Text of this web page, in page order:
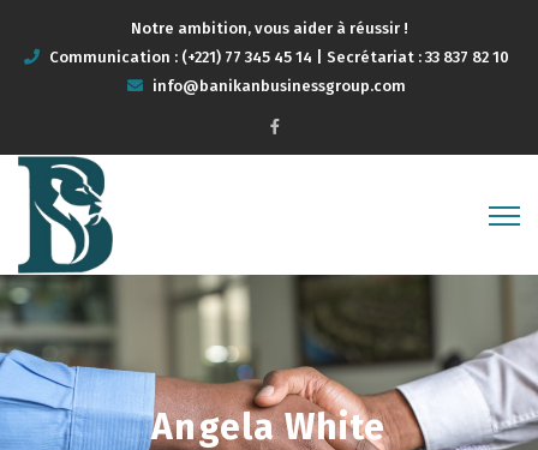
Notre ambition, vous aider à réussir !
Communication : (+221) 77 345 45 14 | Secrétariat : 33 837 82 10
info@banikanbusinessgroup.com
Angela White